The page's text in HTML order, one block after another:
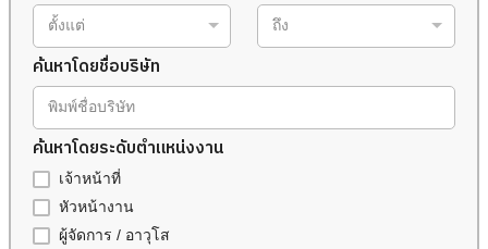
ตั้งแต่ ถึง
ค้นหาโดยชื่อบริษัท
พิมพ์ชื่อบริษัท
ค้นหาโดยระดับตำแหน่งงาน
เจ้าหน้าที่
หัวหน้างาน
ผู้จัดการ / อาวุโส